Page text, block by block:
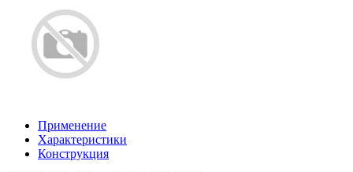
Применение
Характеристики
Конструкция